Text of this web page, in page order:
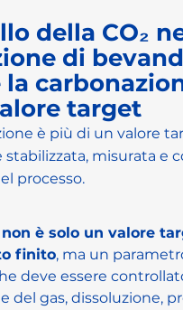
della CO₂
di
la
target
è più di un valore
stabilizzata, misurata e
processo.
non è solo un valore
finito, ma un
deve essere
del gas, dissoluzione,